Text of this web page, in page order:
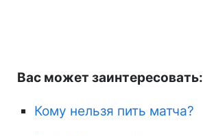
Вас может заинтересовать:
Кому нельзя пить матча?